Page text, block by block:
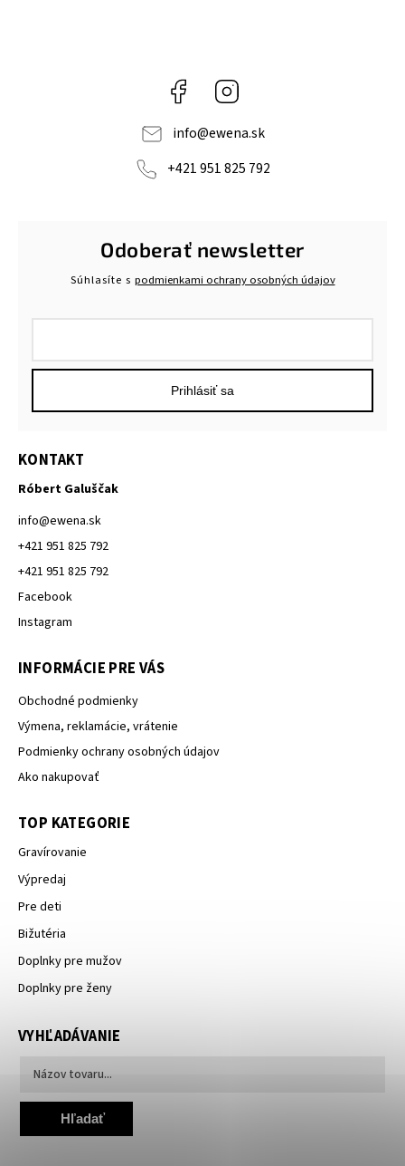
Facebook
info@ewena.sk
+421 951 825 792
Odoberať newsletter
Súhlasíte s podmienkami ochrany osobných údajov
Prihlásiť sa
KONTAKT
Róbert Galuščak
info@ewena.sk
+421 951 825 792
+421 951 825 792
Facebook
Instagram
INFORMÁCIE PRE VÁS
Obchodné podmienky
Výmena, reklamácie, vrátenie
Podmienky ochrany osobných údajov
Ako nakupovať
TOP KATEGORIE
Gravírovanie
Výpredaj
Pre deti
Bižutéria
Doplnky pre mužov
Doplnky pre ženy
VYHĽADÁVANIE
Hľadať